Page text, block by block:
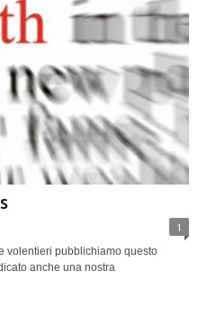
1
volentieri pubblichiamo questo
anche una nostra